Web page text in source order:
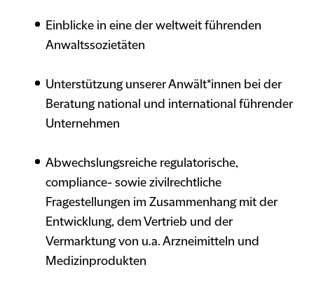
Einblicke in eine der weltweit führenden
Anwaltssozietäten
Unterstützung unserer Anwält*innen bei der
Beratung national und international führender
Unternehmen
Abwechslungsreiche regulatorische,
compliance- sowie zivilrechtliche
Fragestellungen im Zusammenhang mit der
Entwicklung, dem Vertrieb und der
Vermarktung von u.a. Arzneimitteln und
Medizinprodukten